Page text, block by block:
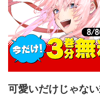
可愛いだけじゃな